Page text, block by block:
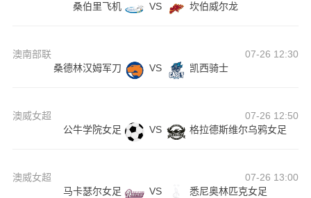
桑伯里飞机
VS 坎伯威尔龙
澳南部联
07-26 12:30
桑德林汉姆军刀
VS 凯西骑士
澳威女超
07-26 12:50
公牛学院女足
VS 格拉德斯维尔乌鸦女足
澳威女超
07-26 13:00
马卡瑟尔女足
VS 悉尼奥林匹克女足